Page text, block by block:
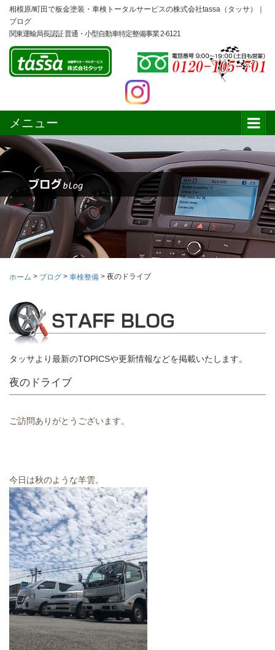
相模原/町田で板金塗装・車検トータルサービスの株式会社tassa（タッサ）｜
ブログ
関東運輸局長認証 普通・小型自動車特定整備事業 2-6121
メニュー
ホーム > ブログ > 車検整備 > 夜のドライブ
タッサより最新のTOPICSや更新情報などを掲載いたします。
夜のドライブ
ご訪問ありがとうございます。
今日は秋のような羊雲。